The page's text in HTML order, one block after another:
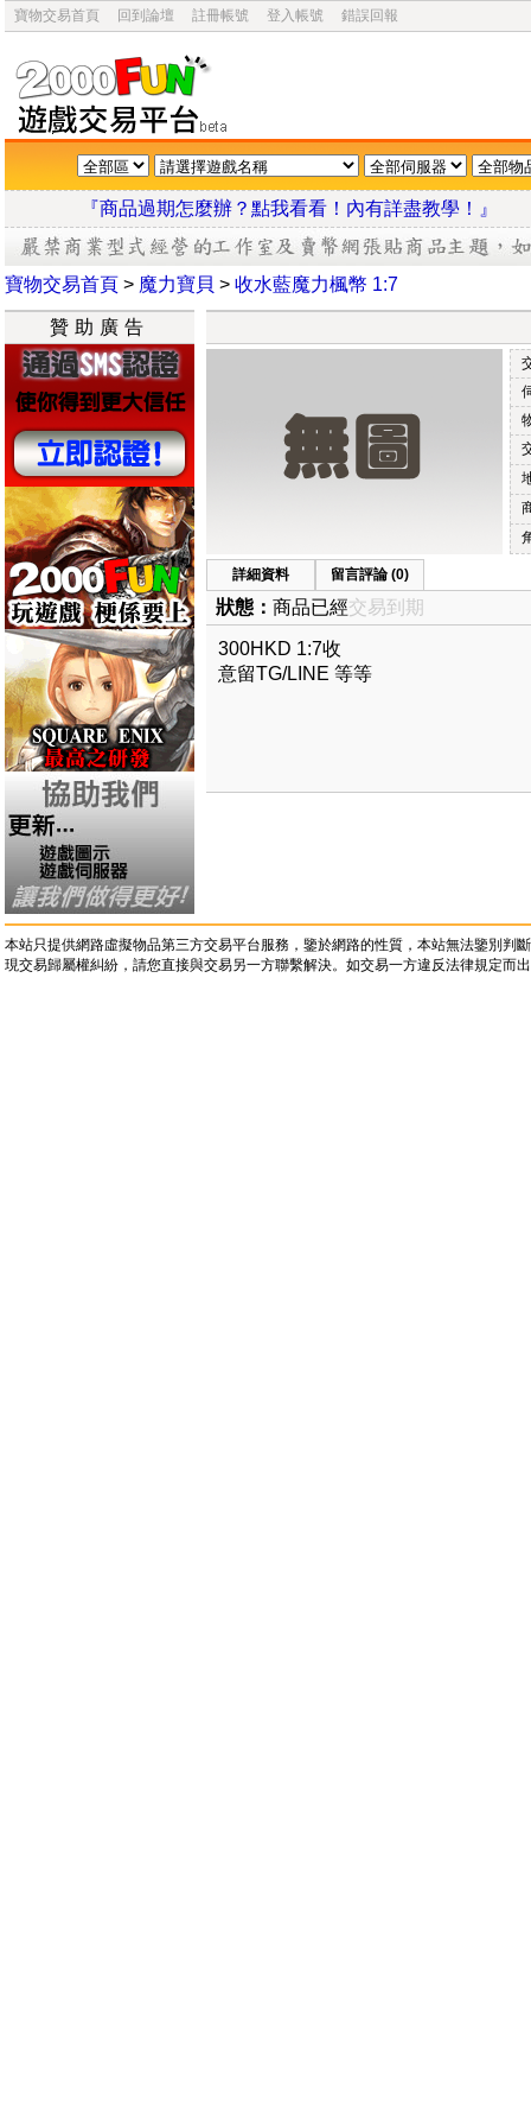
寶物交易首頁 回到論壇 註冊帳號 登入帳號 錯誤回報
『商品過期怎麼辦？點我看看！內有詳盡教學
寶物交易首頁> 魔力寶貝 > 收水藍魔力楓幣 1:7
贊助廣告
詳細資料 留言評論 (0)
狀態： 商品已經交易到期
300HKD 1:7收
意留TG/LINE 等等
本站只提供網路虛擬物品第三方交易平台服務，鑒於網路的性質，本站無法鑒別
現交易歸屬權糾紛，請您直接與交易另一方聯繫解決。如交易一方違反法律規定